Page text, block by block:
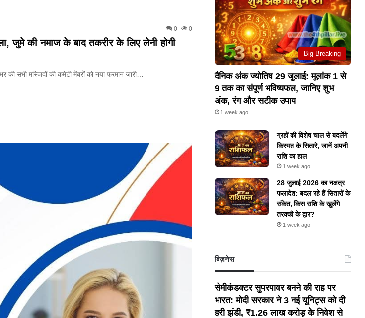
0 0
जुमे की नमाज के बाद तकरीर के लिए लेनी होगी
की सभी मस्जिदों की कमेटी मेंबरों को नया फरमान जारी…
Big Breaking
दैनिक अंक ज्योतिष 29 जुलाई: मूलांक 1 से
9 तक का संपूर्ण भविष्यफल, जानिए शुभ
अंक, रंग और सटीक उपाय
1 week ago
ग्रहों की विशेष चाल से बदलेंगे
किस्मत के सितारे, जानें अपनी
राशि का हाल
1 week ago
28 जुलाई 2026 का नक्षत्र
फलादेश: बदल रहे हैं सितारों के
संकेत, किस राशि के खुलेंगे
तरक्की के द्वार?
1 week ago
बिज़नेस
सेमीकंडक्टर सुपरपावर बनने की राह पर
भारत: मोदी सरकार ने 3 नई यूनिट्स को दी
हरी झंडी, ₹1.26 लाख करोड़ के निवेश से